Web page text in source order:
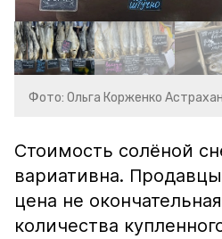
Фото: Ольга Корженко
Стоимость солёной
вариативна.
цена не
количества